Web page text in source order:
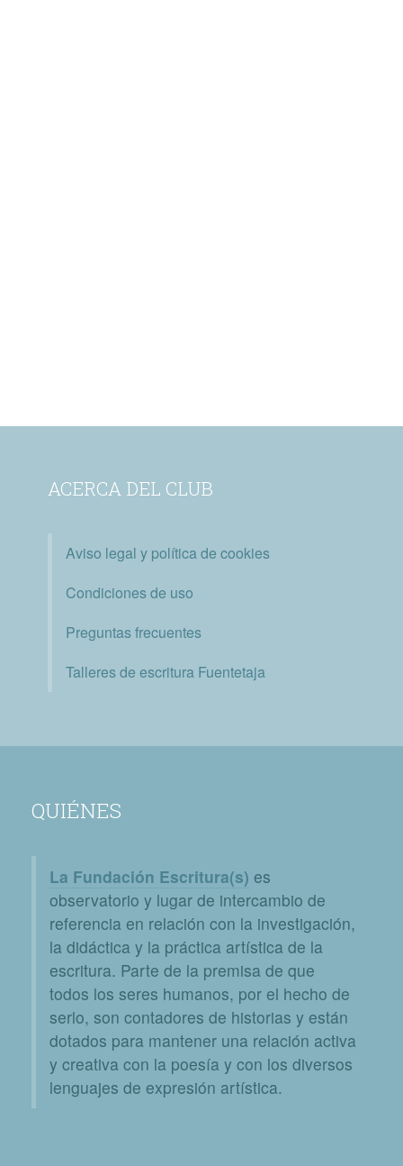
ACERCA DEL CLUB
Aviso legal y política de cookies
Condiciones de uso
Preguntas frecuentes
Talleres de escritura Fuentetaja
QUIÉNES
La Fundación Escritura(s) es
observatorio y lugar de intercambio de
referencia en relación con la investigación,
la didáctica y la práctica artística de la
escritura. Parte de la premisa de que
todos los seres humanos, por el hecho de
serlo, son contadores de historias y están
dotados para mantener una relación activa
y creativa con la poesía y con los diversos
lenguajes de expresión artística.